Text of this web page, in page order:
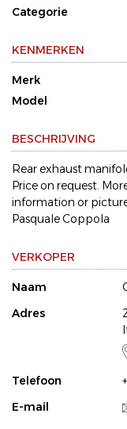
Categorie
KENMERKEN
Merk
Model
BESCHRIJVING
Rear exhaust
Price on request.
information or
Pasquale Coppola
VERKOPER
Naam
Adres
Telefoon
E-mail